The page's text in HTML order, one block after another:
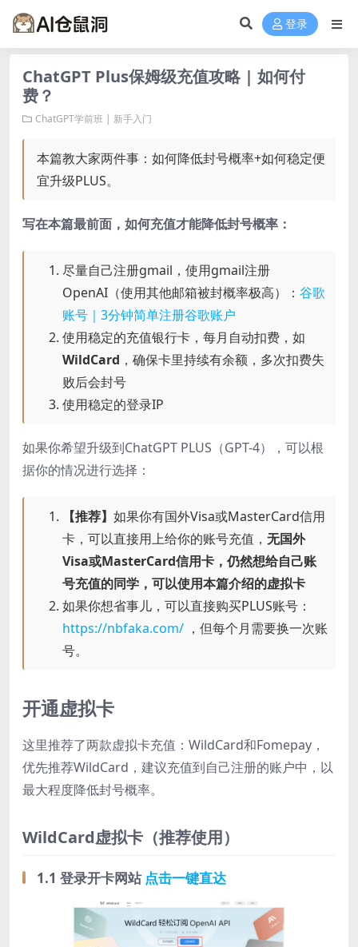
登录
ChatGPT Plus保姆级充值攻略 | 如何付
费？
ChatGPT学前班 | 新手入门
本篇教大家两件事：如何降低封号概率+如何稳定便
宜升级PLUS。
写在本篇最前面，如何充值才能降低封号概率：
尽量自己注册gmail，使用gmail注册
OpenAI（使用其他邮箱被封概率极高）： 谷歌
账号｜3分钟简单注册谷歌账户
使用稳定的充值银行卡，每月自动扣费，如
WildCard ，确保卡里持续有余额，多次扣费失
败后会封号
使用稳定的登录IP
如果你希望升级到ChatGPT PLUS（GPT-4），可以根
据你的情况进行选择：
【推荐】 如果你有国外Visa或MasterCard信用
卡，可以直接用上给你的账号充值， 无国外
Visa或MasterCard信用卡，仍然想给自己账
号充值的同学，可以使用本篇介绍的虚拟卡
如果你想省事儿，可以直接购买PLUS账号：
https://nbfaka.com/ ，但每个月需要换一次账
号。
开通虚拟卡
这里推荐了两款虚拟卡充值：WildCard和Fomepay，
优先推荐WildCard，建议充值到自己注册的账户中，以
最大程度降低封号概率。
WildCard虚拟卡 （推荐使用）
1.1 登录开卡网站 点击一键直达